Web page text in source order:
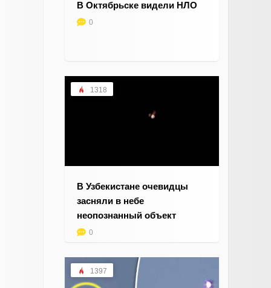
В Октябрьске видели НЛО
0
1318
В Узбекистане очевидцы
засняли в небе
неопознанный объект
0
1397